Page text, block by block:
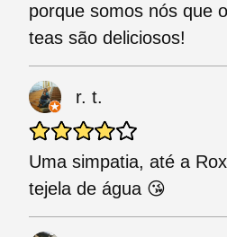
porque somos nós que
teas são deliciosos!
r. t.
Uma simpatia, até a
tejela de água 😘